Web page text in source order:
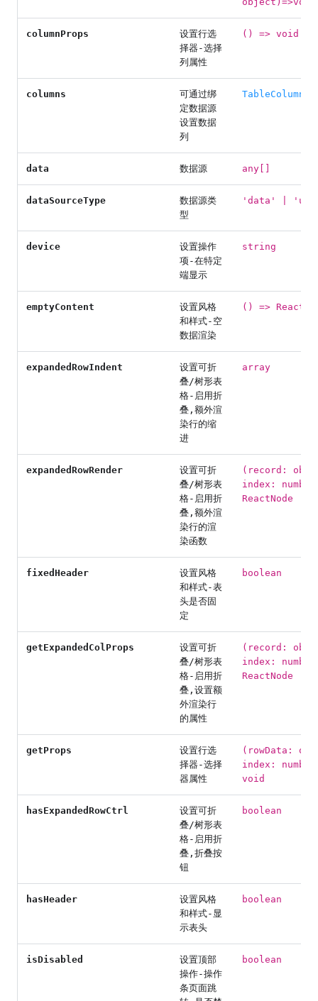
columnProps
设置行选
择器-选择
列属性
() => void
columns
可通过绑
定数据源
设置数据
列
TableColumn[]
data 数据源 any[]
dataSourceType
数据源类
型
'data' |
device
设置操作
项-在特定
端显示
string
emptyContent
设置风格
和样式-空
数据渲染
() =>
expandedRowIndent
设置可折
叠/树形表
格-启用折
叠,额外渲
染行的缩
进
array
expandedRowRender
设置可折
叠/树形表
格-启用折
叠,额外渲
染行的渲
染函数
(record:
index:
ReactNode
fixedHeader
设置风格
和样式-表
头是否固
定
boolean
getExpandedColProps
设置可折
叠/树形表
格-启用折
叠,设置额
外渲染行
的属性
(record:
index:
ReactNode
getProps
设置行选
择器-选择
器属性
(rowData:
index:
void
hasExpandedRowCtrl
设置可折
叠/树形表
格-启用折
叠,折叠按
钮
boolean
hasHeader
设置风格
和样式-显
示表头
boolean
isDisabled
设置顶部
操作-操作
条页面跳
boolean